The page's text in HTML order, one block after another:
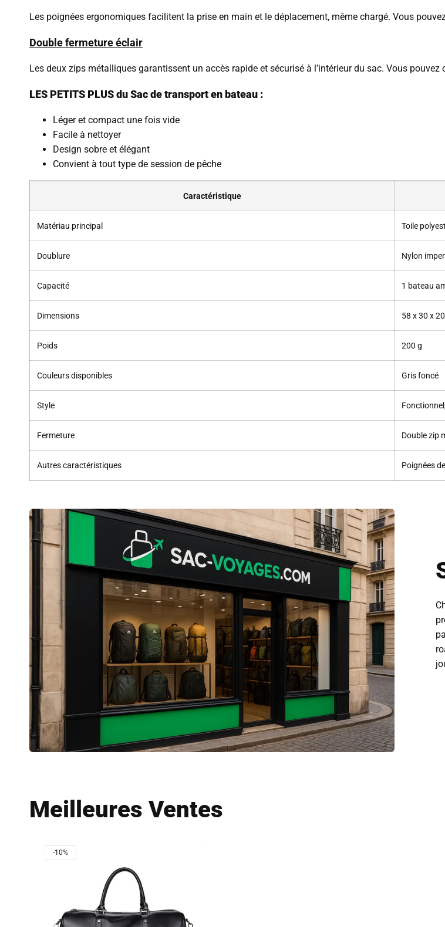
Les poignées ergonomiques facilitent la prise en main et le déplacement, même chargé. Vous
Double fermeture éclair
Les deux zips métalliques garantissent un accès rapide et sécurisé à l’intérieur du sac. Vous
LES PETITS PLUS du Sac de transport en bateau :
Léger et compact une fois vide
Facile à nettoyer
Design sobre et élégant
Convient à tout type de session de pêche
Caractéristique
Matériau principal Toile
Doublure Nylon
Capacité 1 bateau
Dimensions 58 x 30 x
Poids 200 g
Couleurs disponibles Gris foncé
Style
Fermeture Double zip
Autres caractéristiques Poignées
Meilleures Ventes
-10%